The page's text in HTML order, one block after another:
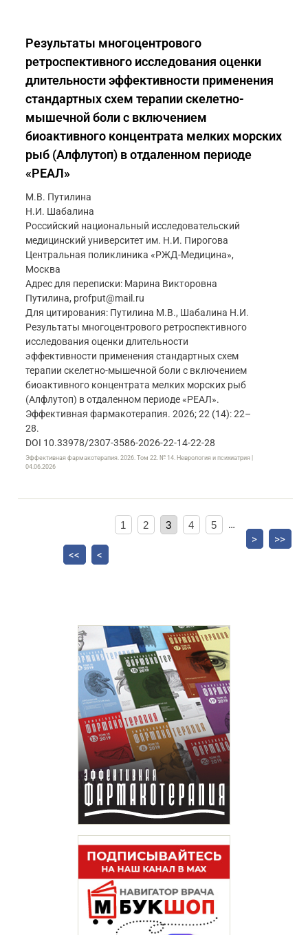
Результаты многоцентрового
ретроспективного исследования оценки
длительности эффективности применения
стандартных схем терапии скелетно-
мышечной боли с включением
биоактивного концентрата мелких морских
рыб (Алфлутоп) в отдаленном периоде
«РЕАЛ»
М.В. Путилина
Н.И. Шабалина
Российский национальный исследовательский
медицинский университет им. Н.И. Пирогова
Центральная поликлиника «РЖД-Медицина»,
Москва
Адрес для переписки: Марина Викторовна
Путилина, profput@mail.ru
Для цитирования: Путилина М.В., Шабалина Н.И.
Результаты многоцентрового ретроспективного
исследования оценки длительности
эффективности применения стандартных схем
терапии скелетно-мышечной боли с включением
биоактивного концентрата мелких морских рыб
(Алфлутоп) в отдаленном периоде «РЕАЛ».
Эффективная фармакотерапия. 2026; 22 (14): 22–
28.
DOI 10.33978/2307-3586-2026-22-14-22-28
Эффективная фармакотерапия. 2026. Том 22. № 14. Неврология и психиатрия |
04.06.2026
<< <
1 2 3 4 5
…
>
>>